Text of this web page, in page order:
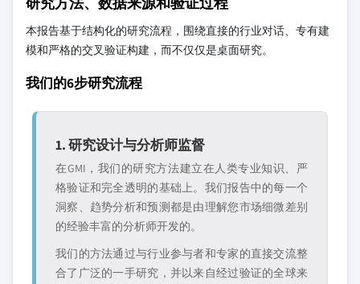
本报告基于结构化的研究流程，围绕直接的行业对话、专有建
模和严格的交叉验证构建，而不仅仅是桌面研究。
我们的6步研究流程
1. 研究设计与分析师监督
在GMI，我们的研究方法建立在人类专业知识、严
格验证和完全透明的基础上。我们报告中的每一个
洞察、趋势分析和预测都是由理解您市场细微差别
的经验丰富的分析师开发的。
我们的方法通过与行业参与者和专家的直接交流整
合了广泛的一手研究，并以来自经过验证的全球来